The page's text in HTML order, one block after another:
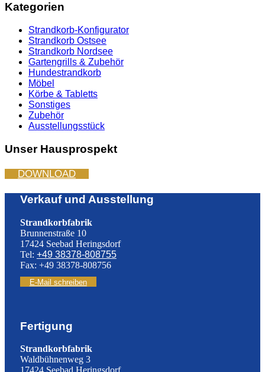
Kategorien
Strandkorb-Konfigurator
Strandkorb Ostsee
Strandkorb Nordsee
Gartengrills & Zubehör
Hundestrandkorb
Möbel
Körbe & Tabletts
Sonstiges
Zubehör
Ausstellungsstück
Unser Hausprospekt
DOWNLOAD
Verkauf und Ausstellung
Strandkorbfabrik
Brunnenstraße 10
17424 Seebad Heringsdorf
Tel: +49 38378-808755
Fax: +49 38378-808756
E-Mail schreiben
Fertigung
Strandkorbfabrik
Waldbühnenweg 3